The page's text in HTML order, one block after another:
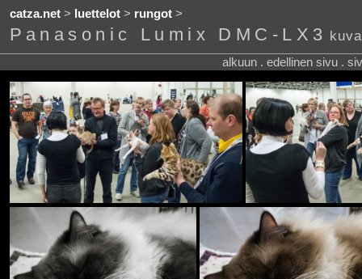
catza.net> luettelot> rungot>
Panasonic Lumix DMC-LX3
alkuun . edellinen sivu .